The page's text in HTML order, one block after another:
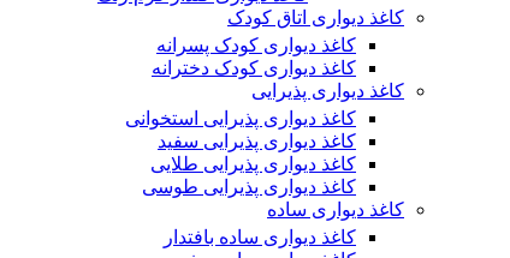
کاغذ دیواری اتاق کودک
کاغذ دیواری کودک پسرانه
کاغذ دیواری کودک دخترانه
کاغذ دیواری پذیرایی
کاغذ دیواری پذیرایی استخوانی
کاغذ دیواری پذیرایی سفید
کاغذ دیواری پذیرایی طلایی
کاغذ دیواری پذیرایی طوسی
کاغذ دیواری ساده
کاغذ دیواری ساده بافتدار